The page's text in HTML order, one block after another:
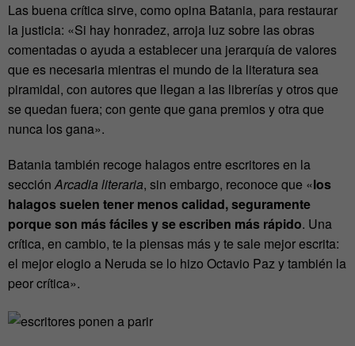
Las buena crítica sirve, como opina Batania, para restaurar
la justicia: «Si hay honradez, arroja luz sobre las obras
comentadas o ayuda a establecer una jerarquía de valores
que es necesaria mientras el mundo de la literatura sea
piramidal, con autores que llegan a las librerías y otros que
se quedan fuera; con gente que gana premios y otra que
nunca los gana».
Batania también recoge halagos entre escritores en la
secciónArcadia literaria, sin embargo, reconoce que «los
halagos suelen tener menos calidad, seguramente
porque son más fáciles y se escriben más rápido. Una
crítica, en cambio, te la piensas más y te sale mejor escrita:
el mejor elogio a Neruda se lo hizo Octavio Paz y también la
peor crítica».